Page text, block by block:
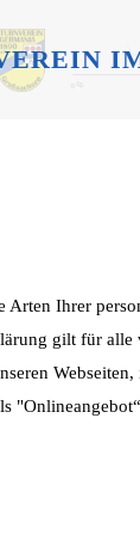
Ihrer
gilt für